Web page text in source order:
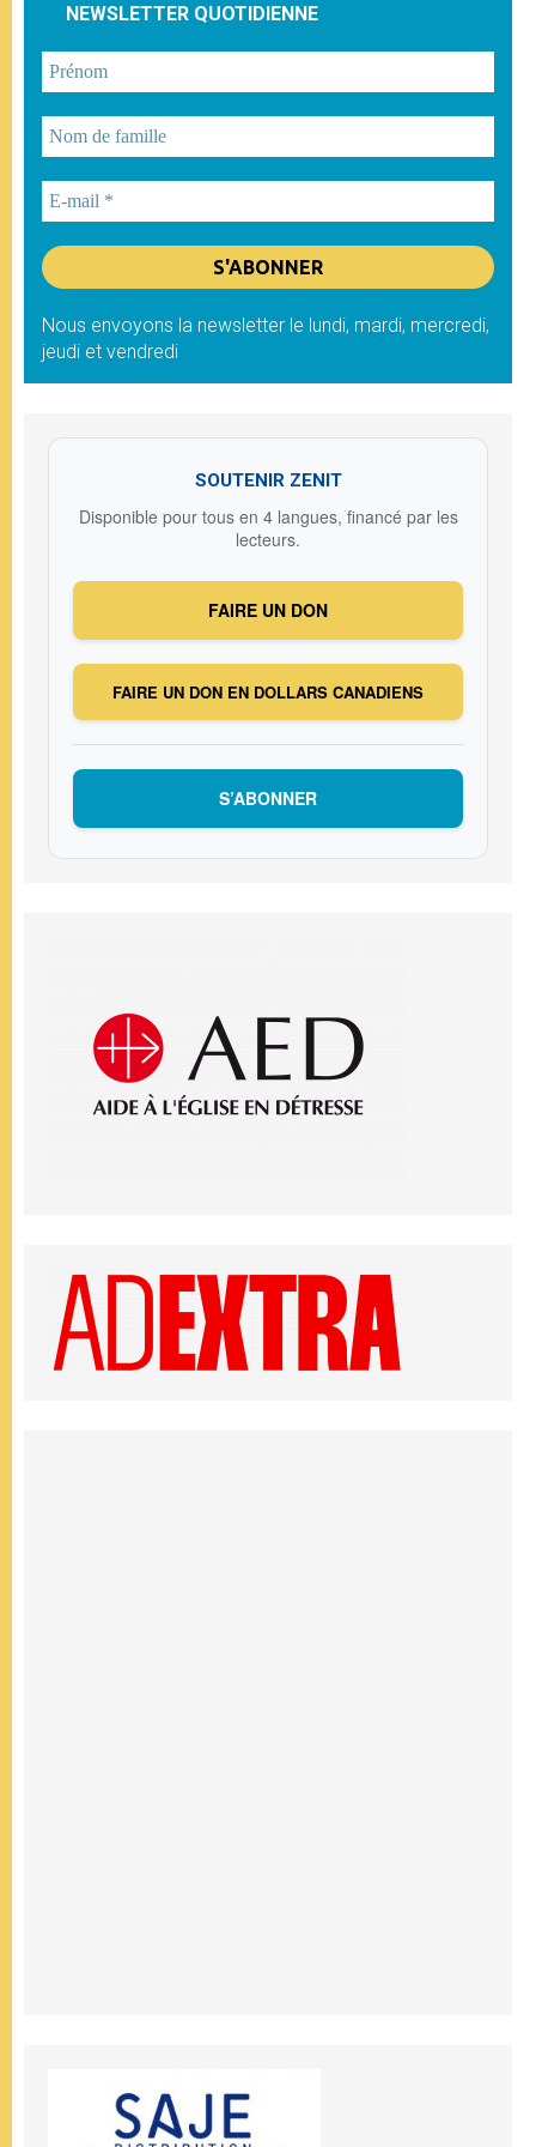
NEWSLETTER QUOTIDIENNE
Nous envoyons la newsletter le lundi, mardi, mercredi,
jeudi et vendredi
SOUTENIR ZENIT
Disponible pour tous en 4 langues, financé par les
lecteurs.
FAIRE UN DON
FAIRE UN DON EN DOLLARS CANADIENS
S’ABONNER